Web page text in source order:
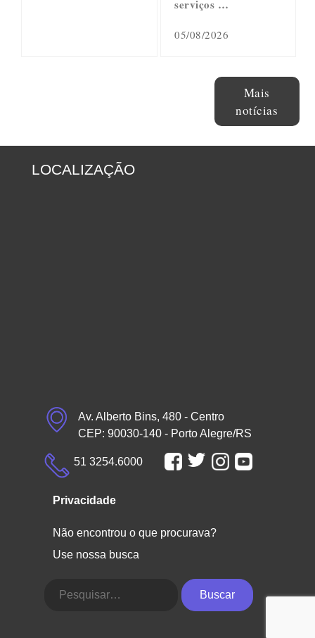
serviços …
05/08/2026
Mais
notícias
LOCALIZAÇÃO
Av. Alberto Bins, 480 - Centro
CEP: 90030-140 - Porto Alegre/RS
51 3254.6000
Privacidade
Não encontrou o que procurava?
Use nossa busca
Buscar